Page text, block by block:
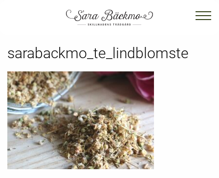
sarabackmo_te_lindblomste